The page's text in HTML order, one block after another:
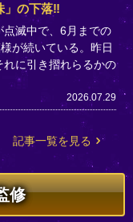
」の下落‼
滅中で、6月までの
が続いている。昨日
に引き摺れらるかの
2026.07.29
記事一覧を見る
修